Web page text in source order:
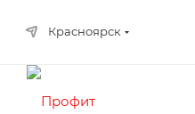
Красноярск